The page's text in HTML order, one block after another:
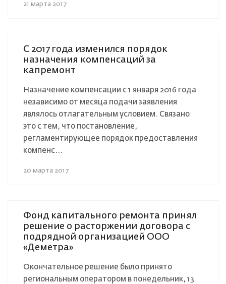
21 марта 2017
С 2017 года изменился порядок
назначения компенсаций за
капремонт
Назначение компенсации с 1 января 2016 года
независимо от месяца подачи заявления
являлось отлагательным условием. Связано
это с тем, что постановление,
регламентирующее порядок предоставления
компенс...
20 марта 2017
Фонд капитального ремонта принял
решение о расторжении договора с
подрядной организацией ООО
«Деметра»
Окончательное решение было принято
региональным оператором в понедельник, 13